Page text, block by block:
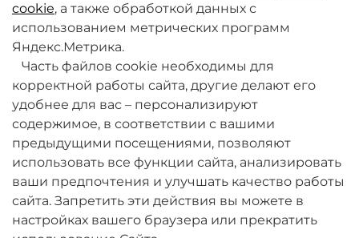
О компании
Товары и услуги
+7 (495) 789-38-95
09:00 - 18:00 (будни, по МСК)
cookie, а также обработкой данных с
использованием метрических программ
Яндекс.Метрика.
Часть файлов cookie необходимы для
корректной работы сайта, другие делают его
удобнее для вас – персонализируют
содержимое, в соответствии с вашими
предыдущими посещениями, позволяют
использовать все функции сайта, анализировать
ваши предпочтения и улучшать качество работы
сайта. Запретить эти действия вы можете в
настройках вашего браузера или прекратить